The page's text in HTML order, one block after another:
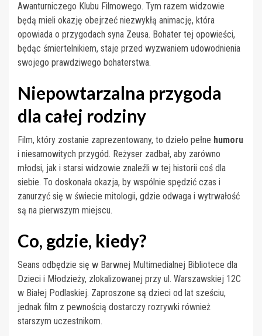
Awanturniczego Klubu Filmowego. Tym razem widzowie
będą mieli okazję obejrzeć niezwykłą animację, która
opowiada o przygodach syna Zeusa. Bohater tej opowieści,
będąc śmiertelnikiem, staje przed wyzwaniem udowodnienia
swojego prawdziwego bohaterstwa.
Niepowtarzalna przygoda
dla całej rodziny
Film, który zostanie zaprezentowany, to dzieło pełne humoru
i niesamowitych przygód. Reżyser zadbał, aby zarówno
młodsi, jak i starsi widzowie znaleźli w tej historii coś dla
siebie. To doskonała okazja, by wspólnie spędzić czas i
zanurzyć się w świecie mitologii, gdzie odwaga i wytrwałość
są na pierwszym miejscu.
Co, gdzie, kiedy?
Seans odbędzie się w Barwnej Multimedialnej Bibliotece dla
Dzieci i Młodzieży, zlokalizowanej przy ul. Warszawskiej 12C
w Białej Podlaskiej. Zaproszone są dzieci od lat sześciu,
jednak film z pewnością dostarczy rozrywki również
starszym uczestnikom.